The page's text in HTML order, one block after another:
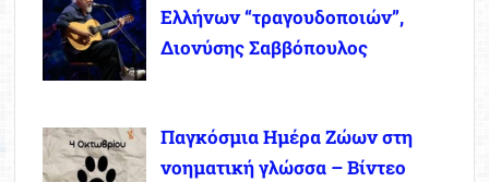
Ελλήνων “τραγουδοποιών”,
Διονύσης Σαββόπουλος
Παγκόσμια Ημέρα Ζώων στη
νοηματική γλώσσα – Βίντεο